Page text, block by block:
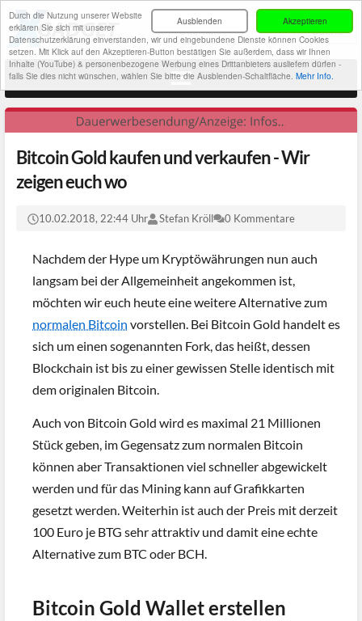
Akzeptieren
Ausblenden
Durch die Nutzung unserer Website
erklären Sie sich mit unserer
Datenschutzerklärung einverstanden, wir und eingebundene Dienste können Cookies
setzen. Mit Klick auf den Akzeptieren-Button bestätigen Sie außerdem, dass wir Ihnen
Inhalte (YouTube) & personenbezogene Werbung eines Drittanbieters ausliefern dürfen -
falls Sie dies nicht wünschen, wählen Sie bitte die Ausblenden-Schaltfläche. Mehr Info.
Bitcoin Gold kaufen und verkaufen - Wir
zeigen euch wo
10.02.2018, 22:44 Uhr Stefan Kröll 0 Kommentare
Nachdem der Hype um Kryptöwährungen nun auch
langsam bei der Allgemeinheit angekommen ist,
möchten wir euch heute eine weitere Alternative zum
normalen Bitcoin vorstellen. Bei Bitcoin Gold handelt es
sich um einen sogenannten Fork, das heißt, dessen
Blockchain ist bis zu einer gewissen Stelle identisch mit
dem originalen Bitcoin.
Auch von Bitcoin Gold wird es maximal 21 Millionen
Stück geben, im Gegensatz zum normalen Bitcoin
können aber Transaktionen viel schneller abgewickelt
werden und für das Mining kann auf Grafikkarten
gesetzt werden. Weiterhin ist auch der Preis mit derzeit
100 Euro je BTG sehr attraktiv und damit eine echte
Alternative zum BTC oder BCH.
Bitcoin Gold Wallet erstellen